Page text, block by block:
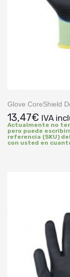
Glove CoreShield
13,47€ IVA
Actualmente no
pero puede
referencia (SKU)
con usted en